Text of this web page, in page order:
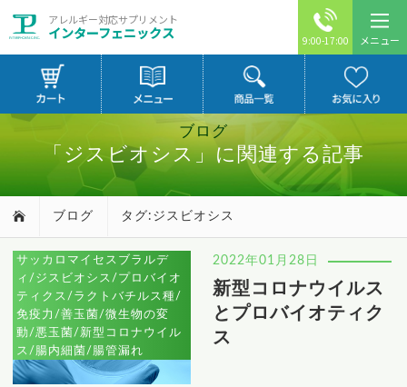
アレルギー対応サプリメント
インターフェニックス 9:00-17:00 メニュー
ブログ
「ジスビオシス」に関連する記事
ブログ タグ:ジスビオシス
サッカロマイセスブラルデ
ィ/ジスビオシス/プロバイオ
ティクス/ラクトバチルス種/
免疫力/善玉菌/微生物の変
動/悪玉菌/新型コロナウイル
ス/腸内細菌/腸管漏れ
2022年01月28日
新型コロナウイルス
とプロバイオティク
ス